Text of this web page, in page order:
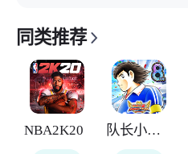
同类推荐
NBA2K20 队长小翼最强十一人